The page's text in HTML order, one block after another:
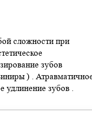
сложности при
зубов
) .
удлинение зубов .